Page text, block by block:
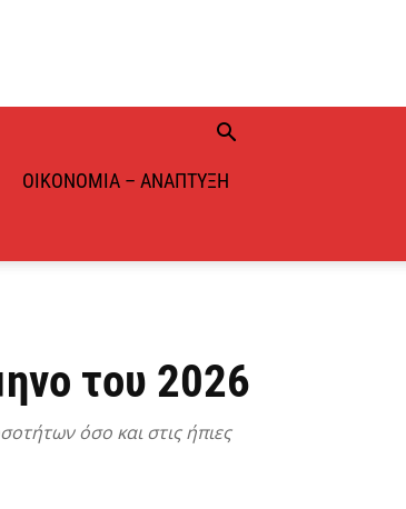
ΟΙΚΟΝΟΜΊΑ – ΑΝΆΠΤΥΞΗ
του 2026
όσο και στις ήπιες